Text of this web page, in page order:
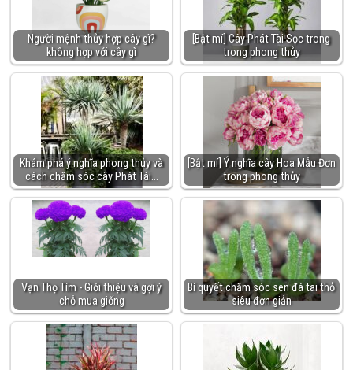
Người mệnh thủy hợp cây gì?
không hợp với cây gì
[Bật mí] Cây Phát Tài Sọc trong
trong phong thủy
Khám phá ý nghĩa phong thủy và
cách chăm sóc cây Phát Tài…
[Bật mí] Ý nghĩa cây Hoa Mẫu Đơn
trong phong thủy
Vạn Thọ Tím - Giới thiệu và gợi ý
chỗ mua giống
Bí quyết chăm sóc sen đá tai thỏ
siêu đơn giản